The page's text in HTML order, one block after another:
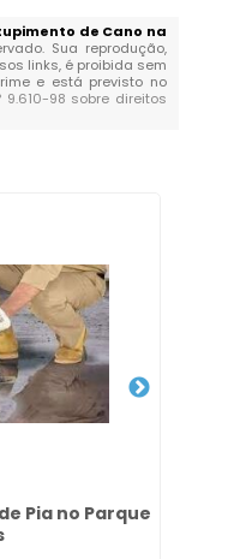
de Cano na
Sua reprodução,
links, é proibida sem
e está previsto no
9.610-98 sobre direitos
Pia no Parque